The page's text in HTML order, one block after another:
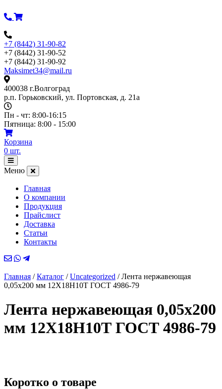
к
+7 (8442) 31-90-82
+7 (8442) 31-90-52
+7 (8442) 31-90-92
Maksimet34@mail.ru
400038 г.Волгоград
р.п. Горьковский, ул. Портовская, д. 21а
Пн - чт: 8:00-16:15
Пятница: 8:00 - 15:00
Корзина
0 шт.
Открыть
меню
Меню
Главная
О компании
Продукция
Прайслист
Доставка
Статьи
Контакты
Главная /Каталог /Uncategorized /Лента нержавеющая
0,05х200 мм 12Х18Н10Т ГОСТ 4986-79
Лента нержавеющая 0,05х200
мм 12Х18Н10Т ГОСТ 4986-79
Коротко о товаре